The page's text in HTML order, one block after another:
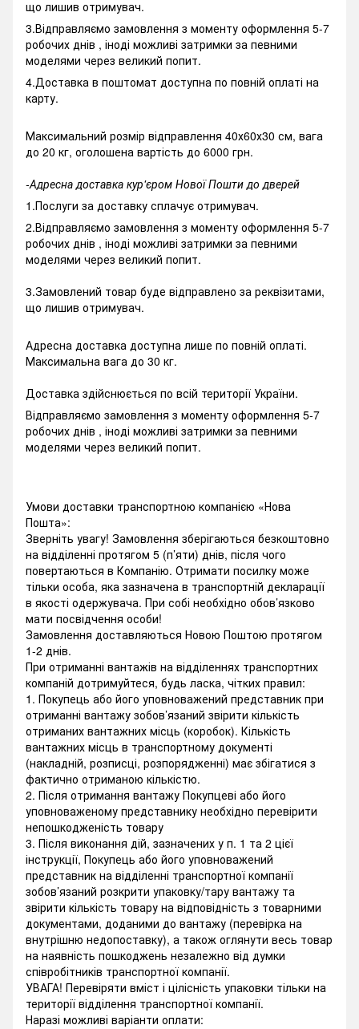
що лишив отримувач.
3.Відправляємо замовлення з моменту оформлення 5-7
робочих днів , іноді можливі затримки за певними
моделями через великий попит.
4.Доставка в поштомат доступна по повній оплаті на
карту.
Максимальний розмір відправлення 40х60х30 см, вага
до 20 кг, оголошена вартість до 6000 грн.
-Адресна доставка кур'єром Нової Пошти до дверей
1.Послуги за доставку сплачує отримувач.
2.Відправляємо замовлення з моменту оформлення 5-7
робочих днів , іноді можливі затримки за певними
моделями через великий попит.
3.Замовлений товар буде відправлено за реквізитами,
що лишив отримувач.
Адресна доставка доступна лише по повній оплаті.
Максимальна вага до 30 кг.
Доставка здійснюється по всій території України.
Відправляємо замовлення з моменту оформлення 5-7
робочих днів , іноді можливі затримки за певними
моделями через великий попит.
Умови доставки транспортною компанією «Нова
Пошта»:
Зверніть увагу! Замовлення зберігаються безкоштовно
на відділенні протягом 5 (п’яти) днів, після чого
повертаються в Компанію. Отримати посилку може
тільки особа, яка зазначена в транспортній декларації
в якості одержувача. При собі необхідно обов’язково
мати посвідчення особи!
Замовлення доставляються Новою Поштою протягом
1-2 днів.
При отриманні вантажів на відділеннях транспортних
компаній дотримуйтеся, будь ласка, чітких правил:
1. Покупець або його уповноважений представник при
отриманні вантажу зобов’язаний звірити кількість
отриманих вантажних місць (коробок). Кількість
вантажних місць в транспортному документі
(накладній, розписці, розпорядженні) має збігатися з
фактично отриманою кількістю.
2. Після отримання вантажу Покупцеві або його
уповноваженому представнику необхідно перевірити
непошкодженість товару
3. Після виконання дій, зазначених у п. 1 та 2 цієї
інструкції, Покупець або його уповноважений
представник на відділенні транспортної компанії
зобов’язаний розкрити упаковку/тару вантажу та
звірити кількість товару на відповідність з товарними
документами, доданими до вантажу (перевірка на
внутрішню недопоставку), а також оглянути весь товар
на наявність пошкоджень незалежно від думки
співробітників транспортної компанії.
УВАГА! Перевіряти вміст і цілісність упаковки тільки на
території відділення транспортної компанії.
Наразі можливі варіанти оплати: